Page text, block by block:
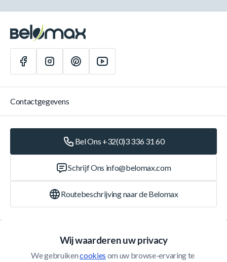
Wij waarderen uw privacy
We gebruiken cookies om uw browse-ervaring te
Contactgegevens
Bel Ons +32(0)3 336 31 60
Schrijf Ons info@belomax.com
Routebeschrijving naar de Belomax